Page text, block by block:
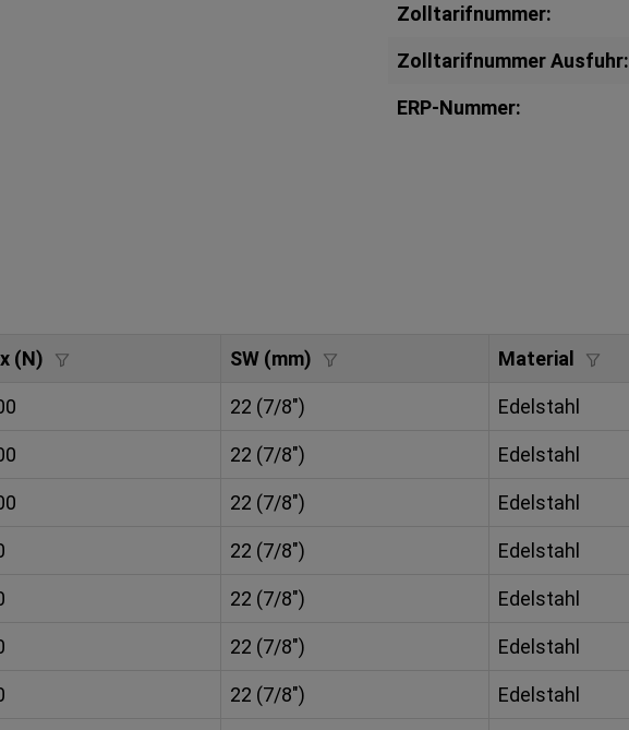
Zolltarifnummer:
Zolltarifnummer Ausfuhr:
ERP-Nummer:
(N) SW (mm) Material
22 (7/8") Edelstahl
22 (7/8") Edelstahl
22 (7/8") Edelstahl
22 (7/8") Edelstahl
22 (7/8") Edelstahl
22 (7/8") Edelstahl
22 (7/8") Edelstahl